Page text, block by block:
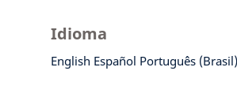
Idioma
English Español Português (Brasil)